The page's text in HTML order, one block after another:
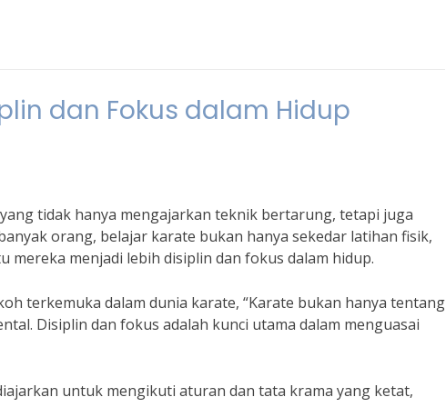
dan Fokus dalam Hidup
tidak hanya mengajarkan teknik bertarung, tetapi juga
orang, belajar karate bukan hanya sekedar latihan fisik,
menjadi lebih disiplin dan fokus dalam hidup.
terkemuka dalam dunia karate, “Karate bukan hanya tentang
Disiplin dan fokus adalah kunci utama dalam menguasai
untuk mengikuti aturan dan tata krama yang ketat,